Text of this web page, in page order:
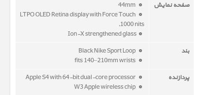
صفحه نمایش
LTPO OLED Retina display with Force Touch
,1000 nits
Ion-X strengthened glass
بند
پردازنده